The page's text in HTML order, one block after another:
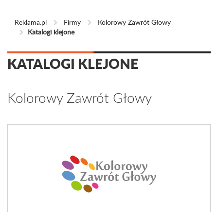
Reklama.pl Firmy
Kolorowy Zawrót Głowy
Katalogi klejone
KATALOGI KLEJONE
Kolorowy Zawrót Głowy